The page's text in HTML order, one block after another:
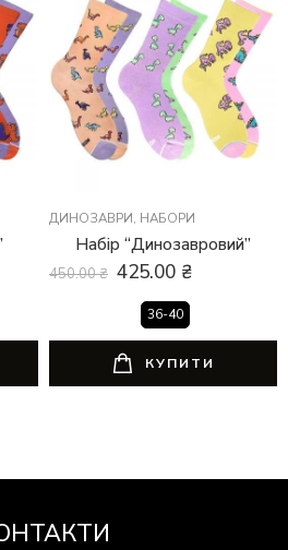
ДИНОЗАВРИ, НАБОРИ
Набір “Динозавровий”
450.00₴ 425.00 ₴
36-40
КУПИТИ